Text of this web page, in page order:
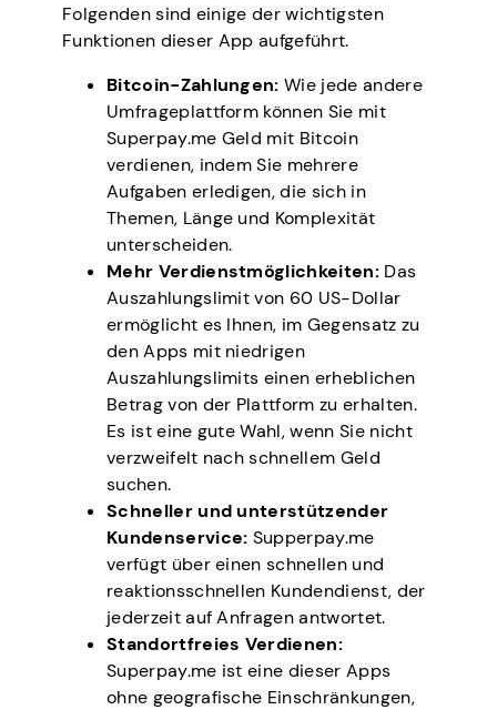
Folgenden sind einige der wichtigsten
Funktionen dieser App aufgeführt.
Bitcoin-Zahlungen: Wie jede andere
Umfrageplattform können Sie mit
Superpay.me Geld mit Bitcoin
verdienen, indem Sie mehrere
Aufgaben erledigen, die sich in
Themen, Länge und Komplexität
unterscheiden.
Mehr Verdienstmöglichkeiten:Das
Auszahlungslimit von 60 US-Dollar
ermöglicht es Ihnen, im Gegensatz zu
den Apps mit niedrigen
Auszahlungslimits einen erheblichen
Betrag von der Plattform zu erhalten.
Es ist eine gute Wahl, wenn Sie nicht
verzweifelt nach schnellem Geld
suchen.
Schneller und unterstützender
Kundenservice: Supperpay.me
verfügt über einen schnellen und
reaktionsschnellen Kundendienst, der
jederzeit auf Anfragen antwortet.
Standortfreies Verdienen:
Superpay.me ist eine dieser Apps
ohne geografische Einschränkungen,